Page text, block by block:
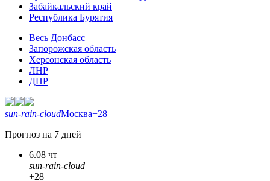
Забайкальский край
Республика Бурятия
Весь Донбасс
Запорожская область
Херсонская область
ЛНР
ДНР
sun-rain-cloudМосква+28
Прогноз на 7 дней
6.08 чт
sun-rain-cloud
+28